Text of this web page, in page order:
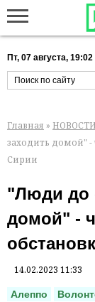
Пт, 07 августа, 19:02
Главная » НОВОСТИ
заходить домой" -
Сирии
"Люди до
домой" -
14.02.2023 11:33
Алеппо